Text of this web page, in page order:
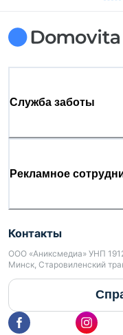
Служба заботы
Рекламное
Контакты
ООО «Аниксмедиа» УНП
Минск, Старовиленский